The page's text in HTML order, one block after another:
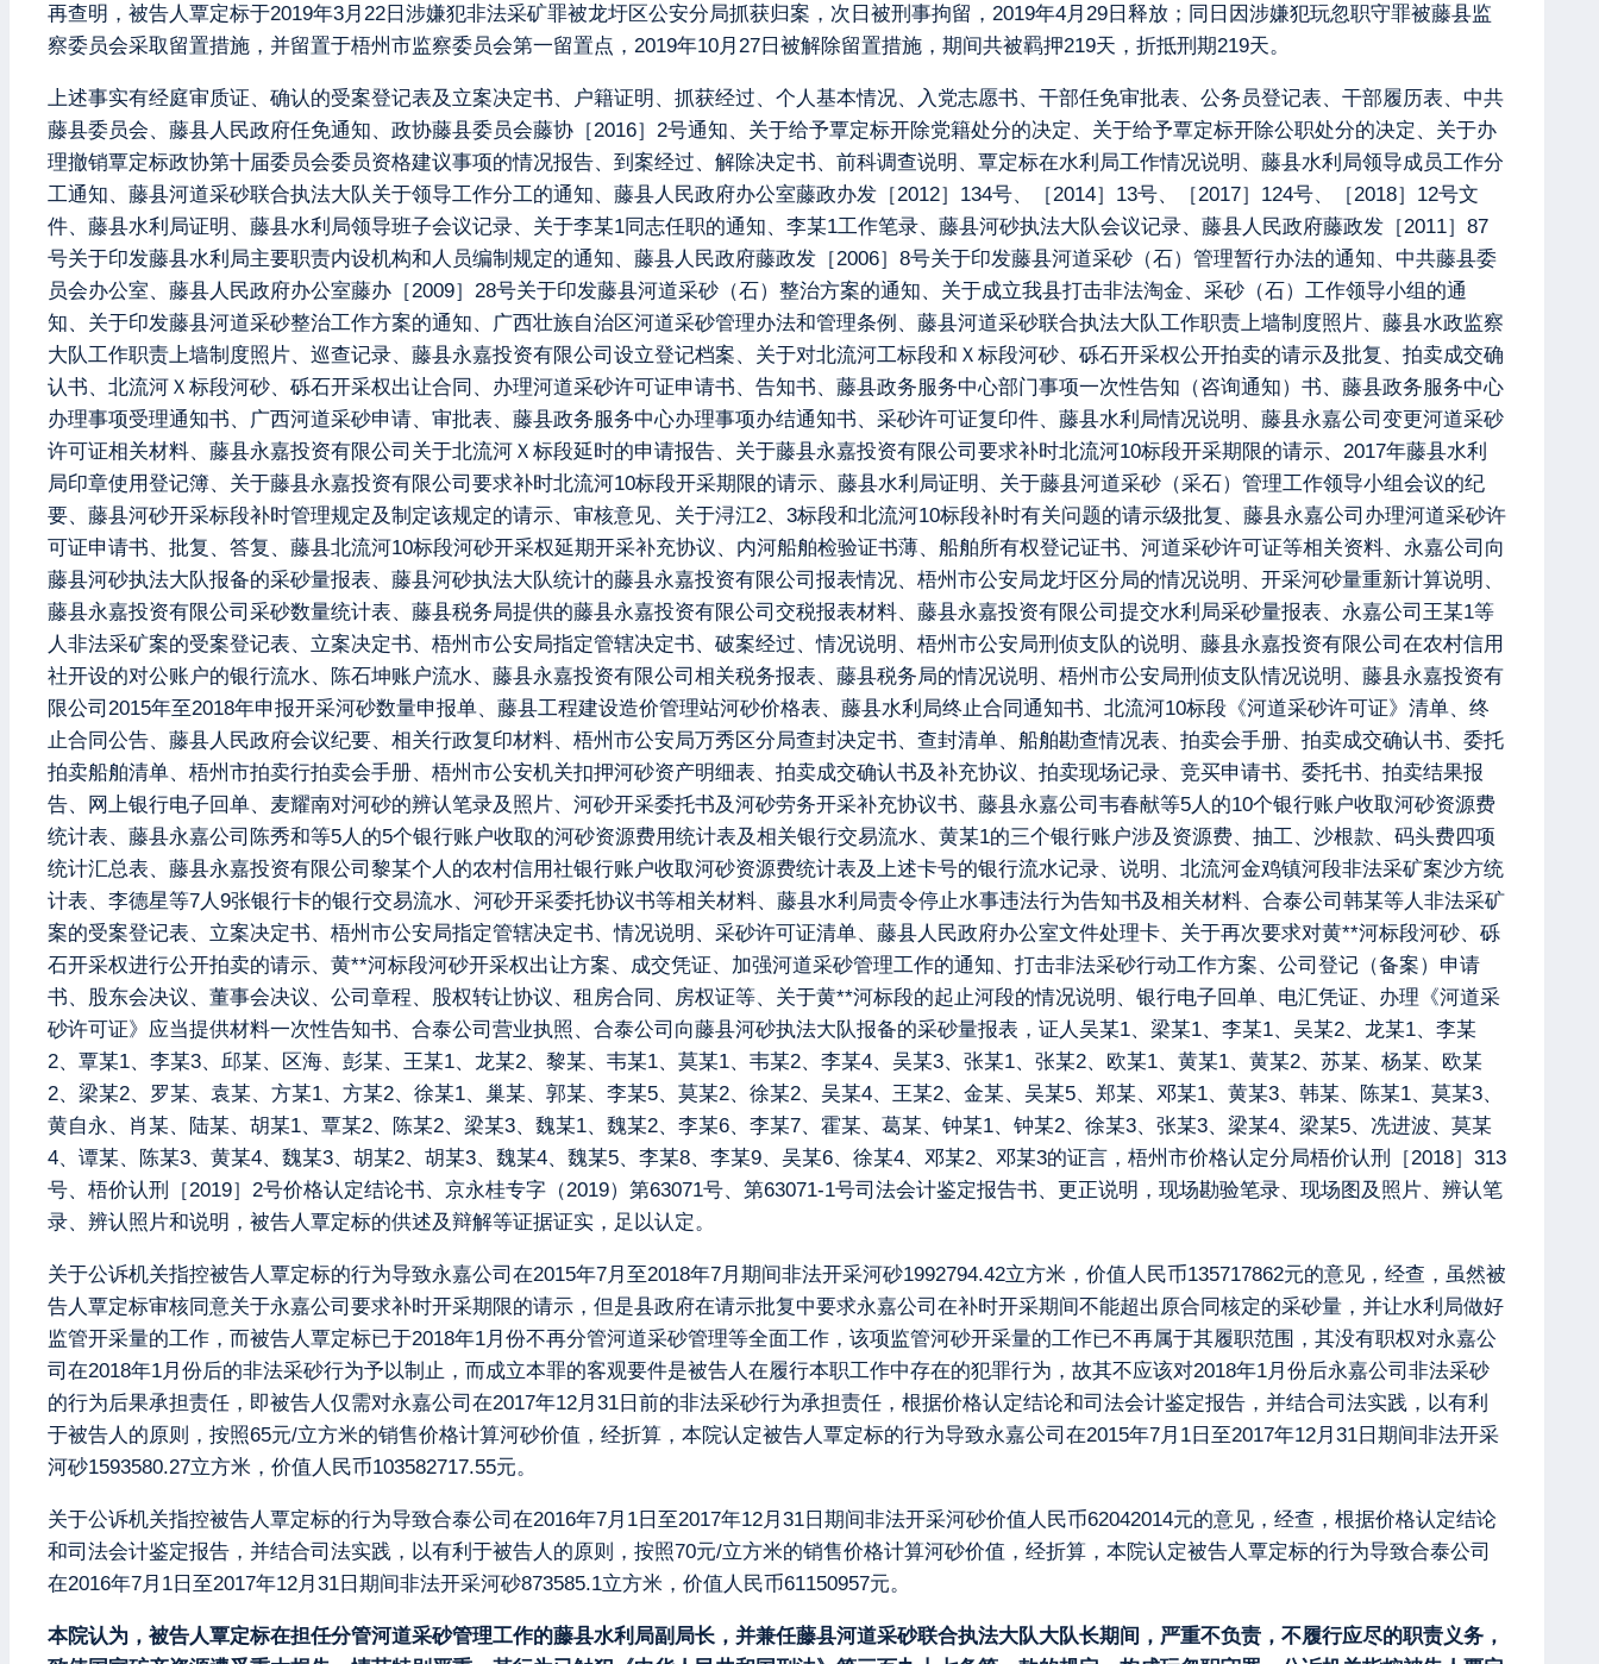
再查明，被告人覃定标于2019年3月22日涉嫌犯非法采矿罪被龙圩区公安分局抓获归案，次日被刑事拘留，2019年4月29日释放；同日因涉嫌犯玩忽职守罪被藤县监
察委员会采取留置措施，并留置于梧州市监察委员会第一留置点，2019年10月27日被解除留置措施，期间共被羁押219天，折抵刑期219天。
上述事实有经庭审质证、确认的受案登记表及立案决定书、户籍证明、抓获经过、个人基本情况、入党志愿书、干部任免审批表、公务员登记表、干部履历表、中共
藤县委员会、藤县人民政府任免通知、政协藤县委员会藤协［2016］2号通知、关于给予覃定标开除党籍处分的决定、关于给予覃定标开除公职处分的决定、关于办
理撤销覃定标政协第十届委员会委员资格建议事项的情况报告、到案经过、解除决定书、前科调查说明、覃定标在水利局工作情况说明、藤县水利局领导成员工作分
工通知、藤县河道采砂联合执法大队关于领导工作分工的通知、藤县人民政府办公室藤政办发［2012］134号、［2014］13号、［2017］124号、［2018］12号文
件、藤县水利局证明、藤县水利局领导班子会议记录、关于李某1同志任职的通知、李某1工作笔录、藤县河砂执法大队会议记录、藤县人民政府藤政发［2011］87
号关于印发藤县水利局主要职责内设机构和人员编制规定的通知、藤县人民政府藤政发［2006］8号关于印发藤县河道采砂（石）管理暂行办法的通知、中共藤县委
员会办公室、藤县人民政府办公室藤办［2009］28号关于印发藤县河道采砂（石）整治方案的通知、关于成立我县打击非法淘金、采砂（石）工作领导小组的通
知、关于印发藤县河道采砂整治工作方案的通知、广西壮族自治区河道采砂管理办法和管理条例、藤县河道采砂联合执法大队工作职责上墙制度照片、藤县水政监察
大队工作职责上墙制度照片、巡查记录、藤县永嘉投资有限公司设立登记档案、关于对北流河工标段和Ｘ标段河砂、砾石开采权公开拍卖的请示及批复、拍卖成交确
认书、北流河Ｘ标段河砂、砾石开采权出让合同、办理河道采砂许可证申请书、告知书、藤县政务服务中心部门事项一次性告知（咨询通知）书、藤县政务服务中心
办理事项受理通知书、广西河道采砂申请、审批表、藤县政务服务中心办理事项办结通知书、采砂许可证复印件、藤县水利局情况说明、藤县永嘉公司变更河道采砂
许可证相关材料、藤县永嘉投资有限公司关于北流河Ｘ标段延时的申请报告、关于藤县永嘉投资有限公司要求补时北流河10标段开采期限的请示、2017年藤县水利
局印章使用登记簿、关于藤县永嘉投资有限公司要求补时北流河10标段开采期限的请示、藤县水利局证明、关于藤县河道采砂（采石）管理工作领导小组会议的纪
要、藤县河砂开采标段补时管理规定及制定该规定的请示、审核意见、关于浔江2、3标段和北流河10标段补时有关问题的请示级批复、藤县永嘉公司办理河道采砂许
可证申请书、批复、答复、藤县北流河10标段河砂开采权延期开采补充协议、内河船舶检验证书薄、船舶所有权登记证书、河道采砂许可证等相关资料、永嘉公司向
藤县河砂执法大队报备的采砂量报表、藤县河砂执法大队统计的藤县永嘉投资有限公司报表情况、梧州市公安局龙圩区分局的情况说明、开采河砂量重新计算说明、
藤县永嘉投资有限公司采砂数量统计表、藤县税务局提供的藤县永嘉投资有限公司交税报表材料、藤县永嘉投资有限公司提交水利局采砂量报表、永嘉公司王某1等
人非法采矿案的受案登记表、立案决定书、梧州市公安局指定管辖决定书、破案经过、情况说明、梧州市公安局刑侦支队的说明、藤县永嘉投资有限公司在农村信用
社开设的对公账户的银行流水、陈石坤账户流水、藤县永嘉投资有限公司相关税务报表、藤县税务局的情况说明、梧州市公安局刑侦支队情况说明、藤县永嘉投资有
限公司2015年至2018年申报开采河砂数量申报单、藤县工程建设造价管理站河砂价格表、藤县水利局终止合同通知书、北流河10标段《河道采砂许可证》清单、终
止合同公告、藤县人民政府会议纪要、相关行政复印材料、梧州市公安局万秀区分局查封决定书、查封清单、船舶勘查情况表、拍卖会手册、拍卖成交确认书、委托
拍卖船舶清单、梧州市拍卖行拍卖会手册、梧州市公安机关扣押河砂资产明细表、拍卖成交确认书及补充协议、拍卖现场记录、竞买申请书、委托书、拍卖结果报
告、网上银行电子回单、麦耀南对河砂的辨认笔录及照片、河砂开采委托书及河砂劳务开采补充协议书、藤县永嘉公司韦春献等5人的10个银行账户收取河砂资源费
统计表、藤县永嘉公司陈秀和等5人的5个银行账户收取的河砂资源费用统计表及相关银行交易流水、黄某1的三个银行账户涉及资源费、抽工、沙根款、码头费四项
统计汇总表、藤县永嘉投资有限公司黎某个人的农村信用社银行账户收取河砂资源费统计表及上述卡号的银行流水记录、说明、北流河金鸡镇河段非法采矿案沙方统
计表、李德星等7人9张银行卡的银行交易流水、河砂开采委托协议书等相关材料、藤县水利局责令停止水事违法行为告知书及相关材料、合泰公司韩某等人非法采矿
案的受案登记表、立案决定书、梧州市公安局指定管辖决定书、情况说明、采砂许可证清单、藤县人民政府办公室文件处理卡、关于再次要求对黄**河标段河砂、砾
石开采权进行公开拍卖的请示、黄**河标段河砂开采权出让方案、成交凭证、加强河道采砂管理工作的通知、打击非法采砂行动工作方案、公司登记（备案）申请
书、股东会决议、董事会决议、公司章程、股权转让协议、租房合同、房权证等、关于黄**河标段的起止河段的情况说明、银行电子回单、电汇凭证、办理《河道采
砂许可证》应当提供材料一次性告知书、合泰公司营业执照、合泰公司向藤县河砂执法大队报备的采砂量报表，证人吴某1、梁某1、李某1、吴某2、龙某1、李某
2、覃某1、李某3、邱某、区海、彭某、王某1、龙某2、黎某、韦某1、莫某1、韦某2、李某4、吴某3、张某1、张某2、欧某1、黄某1、黄某2、苏某、杨某、欧某
2、梁某2、罗某、袁某、方某1、方某2、徐某1、巢某、郭某、李某5、莫某2、徐某2、吴某4、王某2、金某、吴某5、郑某、邓某1、黄某3、韩某、陈某1、莫某3、
黄自永、肖某、陆某、胡某1、覃某2、陈某2、梁某3、魏某1、魏某2、李某6、李某7、霍某、葛某、钟某1、钟某2、徐某3、张某3、梁某4、梁某5、冼进波、莫某
4、谭某、陈某3、黄某4、魏某3、胡某2、胡某3、魏某4、魏某5、李某8、李某9、吴某6、徐某4、邓某2、邓某3的证言，梧州市价格认定分局梧价认刑［2018］313
号、梧价认刑［2019］2号价格认定结论书、京永桂专字（2019）第63071号、第63071-1号司法会计鉴定报告书、更正说明，现场勘验笔录、现场图及照片、辨认笔
录、辨认照片和说明，被告人覃定标的供述及辩解等证据证实，足以认定。
关于公诉机关指控被告人覃定标的行为导致永嘉公司在2015年7月至2018年7月期间非法开采河砂1992794.42立方米，价值人民币135717862元的意见，经查，虽然被
告人覃定标审核同意关于永嘉公司要求补时开采期限的请示，但是县政府在请示批复中要求永嘉公司在补时开采期间不能超出原合同核定的采砂量，并让水利局做好
监管开采量的工作，而被告人覃定标已于2018年1月份不再分管河道采砂管理等全面工作，该项监管河砂开采量的工作已不再属于其履职范围，其没有职权对永嘉公
司在2018年1月份后的非法采砂行为予以制止，而成立本罪的客观要件是被告人在履行本职工作中存在的犯罪行为，故其不应该对2018年1月份后永嘉公司非法采砂
的行为后果承担责任，即被告人仅需对永嘉公司在2017年12月31日前的非法采砂行为承担责任，根据价格认定结论和司法会计鉴定报告，并结合司法实践，以有利
于被告人的原则，按照65元/立方米的销售价格计算河砂价值，经折算，本院认定被告人覃定标的行为导致永嘉公司在2015年7月1日至2017年12月31日期间非法开采
河砂1593580.27立方米，价值人民币103582717.55元。
关于公诉机关指控被告人覃定标的行为导致合泰公司在2016年7月1日至2017年12月31日期间非法开采河砂价值人民币62042014元的意见，经查，根据价格认定结论
和司法会计鉴定报告，并结合司法实践，以有利于被告人的原则，按照70元/立方米的销售价格计算河砂价值，经折算，本院认定被告人覃定标的行为导致合泰公司
在2016年7月1日至2017年12月31日期间非法开采河砂873585.1立方米，价值人民币61150957元。
本院认为，被告人覃定标在担任分管河道采砂管理工作的藤县水利局副局长，并兼任藤县河道采砂联合执法大队大队长期间，严重不负责，不履行应尽的职责义务，